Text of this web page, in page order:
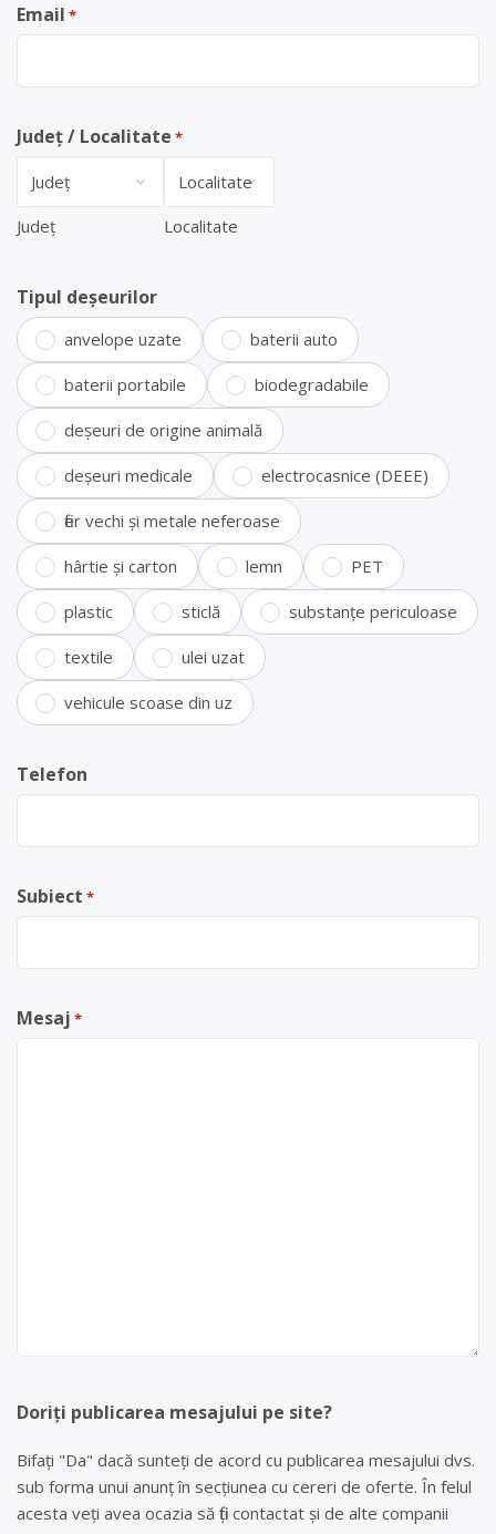
Email *
Județ / Localitate *
Județ Localitate
Tipul deșeurilor
anvelope uzate baterii auto
baterii portabile biodegradabile
deșeuri de origine animală
deșeuri medicale electrocasnice (DEEE)
fier vechi și metale neferoase
hârtie și carton lemn PET
plastic sticlă substanțe periculoase
textile ulei uzat
vehicule scoase din uz
Telefon
Subiect *
Mesaj *
Doriți publicarea mesajului pe site?
Bifați "Da" dacă sunteți de acord cu publicarea mesajului dvs.
sub forma unui anunț în secțiunea cu cereri de oferte. În felul
acesta veți avea ocazia să fiți contactat și de alte companii